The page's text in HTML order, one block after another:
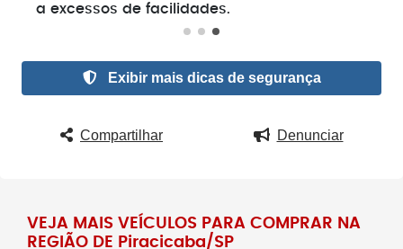
a excessos de facilidades.
Exibir mais dicas de segurança
Compartilhar Denunciar
VEJA MAIS VEÍCULOS PARA COMPRAR NA
REGIÃO DE Piracicaba/SP